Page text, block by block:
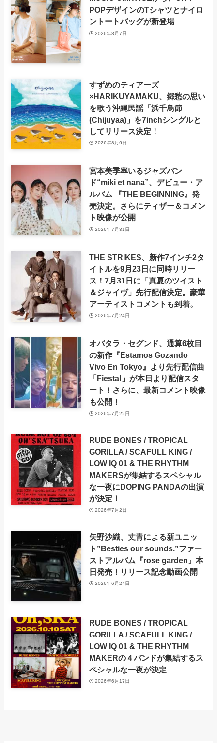
POPデザインのTシャツとナイロ
ントートバッグが新登場
2026年8月7日
すずめのティアーズ
×HARIKUYAMAKU、郷愁の思い
を歌う沖縄民謡「浜千鳥節
(Chijuyaa)」を7inchシングルと
してリリース決定！
2026年8月6日
宮本美季率いるジャズバン
ド“miki et nana”、デビュー・ア
ルバム 『THE BEGINNING』発
売決定。さらにティザー＆コメン
ト映像が公開
2026年7月31日
THE STRIKES、新作7インチ2タ
イトルを9月23日に同時リリー
ス！7月31日に「真夏のツイスト
＆ジャイヴ」先行配信決定。豪華
アーティストコメントも到着。
2026年7月24日
オバタラ・セグンド、通算6枚目
の新作『Estamos Gozando
Vivo En Tokyo』より先行配信曲
「Fiesta!」が本日より配信スタ
ート！さらに、最新コメント映像
も公開！
2026年7月22日
RUDE BONES / TROPICAL
GORILLA / SCAFULL KING /
LOW IQ 01 & THE RHYTHM
MAKERSが集結するスペシャル
な一夜にDOPING PANDAの出演
が決定！
2026年7月2日
矢野沙織、丈青による新ユニッ
ト”Besties our sounds.”ファー
ストアルバム『rose garden』本
日発売！リリース記念動画公開
2026年6月24日
RUDE BONES / TROPICAL
GORILLA / SCAFULL KING /
LOW IQ 01 & THE RHYTHM
MAKERの４バンドが集結するス
ペシャルな一夜が決定
2026年6月17日